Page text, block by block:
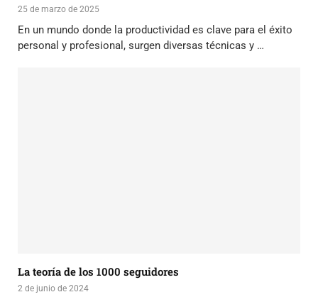
25 de marzo de 2025
En un mundo donde la productividad es clave para el éxito
personal y profesional, surgen diversas técnicas y …
La teoría de los 1000 seguidores
2 de junio de 2024